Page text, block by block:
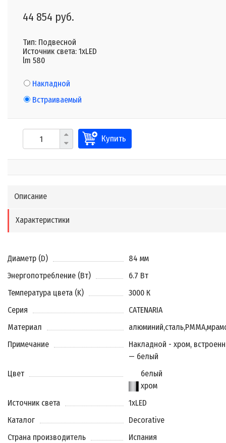
44 854 руб.
Тип: Подвесной
Источник света: 1xLED
lm 580
Накладной
Встраиваемый
Купить
Описание
Характеристики
Диаметр (D)
84 мм
Энергопотребление (Вт)
6.7 Вт
Температура цвета (K)
3000 К
Серия
CATENARIA
Материал
алюминий,сталь,PMMA,
Примечание
Накладной - хром,
— белый
Цвет
белый
хром
Источник света
1xLED
Каталог
Decorative
Страна производитель
Испания